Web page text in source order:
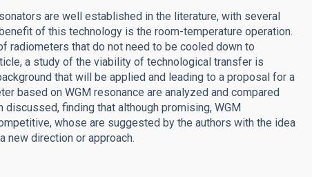
are well established in the literature, with several
of this technology is the room-temperature operation.
radiometers that do not need to be cooled down to
a study of the viability of technological transfer is
that will be applied and leading to a proposal for a
based on WGM resonance are analyzed and compared
finding that although promising, WGM
whose are suggested by the authors with the idea
new direction or approach.